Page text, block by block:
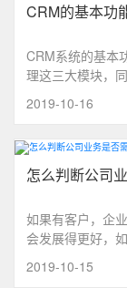
CRM的基本功
CRM系统的基本
理这三大模块，
此来提高销售人
2019-10-16
怎么判断公司
如果有客户，企
会发展得更好，
2019-10-15